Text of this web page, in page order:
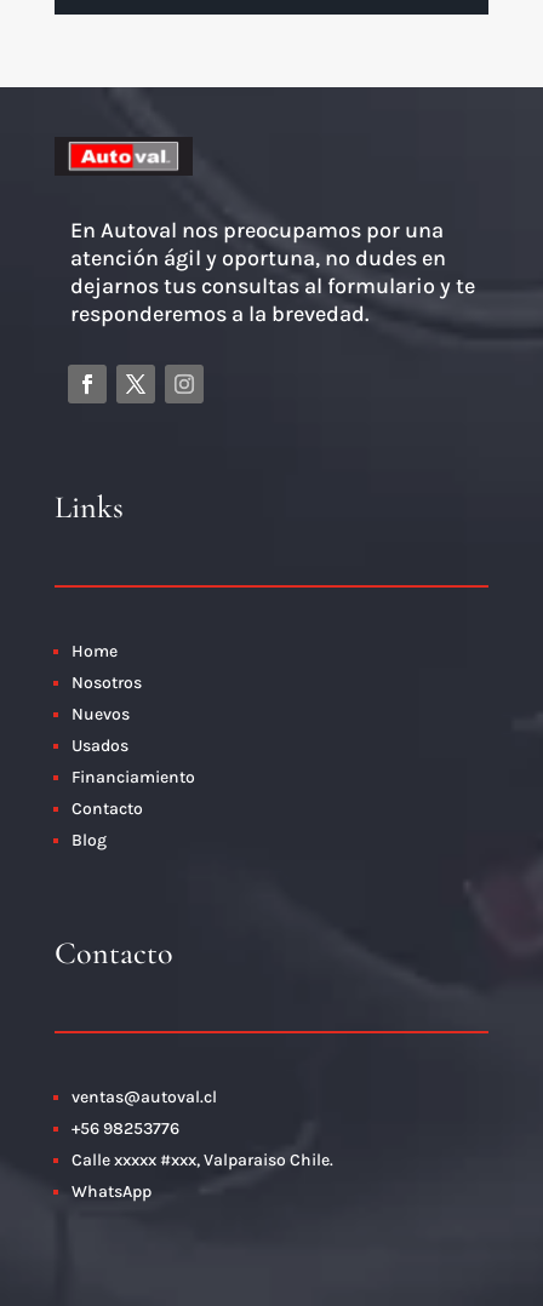
En Autoval nos preocupamos por una
atención ágil y oportuna, no dudes en
dejarnos tus consultas al formulario y te
responderemos a la brevedad.
Links
Home
Nosotros
Nuevos
Usados
Financiamiento
Contacto
Blog
Contacto
ventas@autoval.cl
+56 98253776
Calle xxxxx #xxx, Valparaiso Chile.
WhatsApp